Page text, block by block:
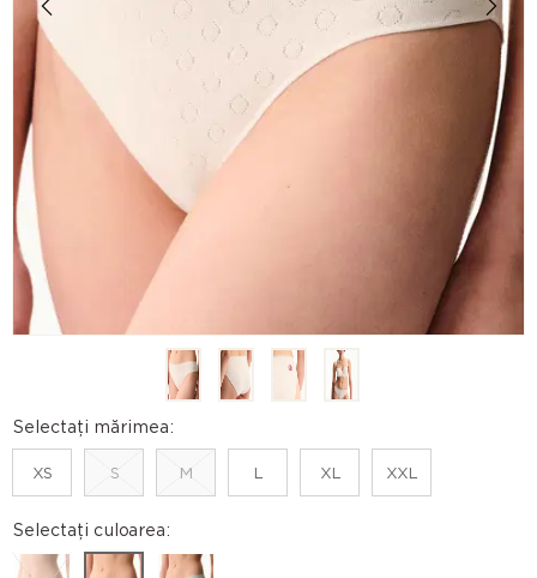
Selectați mărimea:
XS S M L XL XXL
Selectați culoarea: